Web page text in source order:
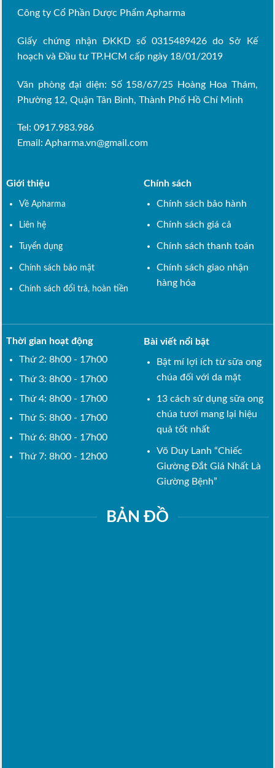
Công ty Cổ Phần Dược Phẩm Apharma
Giấy chứng nhận ĐKKD số 0315489426 do Sở Kế
hoạch và Đầu tư TP.HCM cấp ngày 18/01/2019
Văn phòng đại diện: Số 158/67/25 Hoàng Hoa Thám,
Phường 12, Quận Tân Bình, Thành Phố Hồ Chí Minh
Tel: 0917.983.986
Email:Apharma.vn@gmail.com
Giới thiệu
Về Apharma
Liên hệ
Tuyển dụng
Chính sách bảo mật
Chính sách đổi trả, hoàn tiền
Chính sách
Chính sách bảo hành
Chính sách giá cả
Chính sách thanh toán
Chính sách giao nhận
hàng hóa
Thời gian hoạt động
Thứ 2: 8h00 - 17h00
Thứ 3: 8h00 - 17h00
Thứ 4: 8h00 - 17h00
Thứ 5: 8h00 - 17h00
Thứ 6: 8h00 - 17h00
Thứ 7: 8h00 - 12h00
Bài viết nổi bật
Bật mí lợi ích từ sữa ong
chúa đối với da mặt
13 cách sử dụng sữa ong
chúa tươi mang lại hiệu
quả tốt nhất
Võ Duy Lanh “Chiếc
Giường Đắt Giá Nhất Là
Giường Bệnh”
BẢN ĐỒ